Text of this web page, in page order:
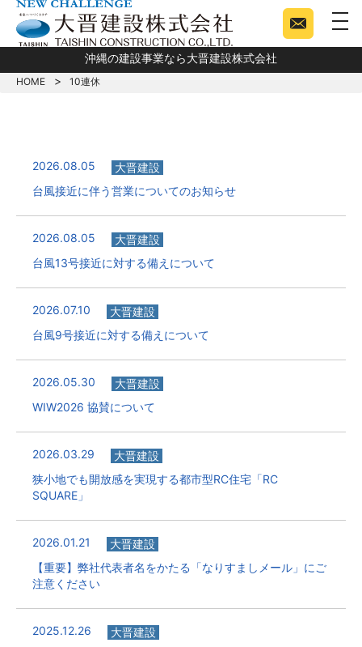
沖縄の建設事業なら大晋建設株式会社
HOME 10連休
2026.08.05
大晋建設
台風接近に伴う営業についてのお知らせ
2026.08.05
大晋建設
台風13号接近に対する備えについて
2026.07.10
大晋建設
台風9号接近に対する備えについて
2026.05.30
大晋建設
WIW2026 協賛について
2026.03.29
大晋建設
狭小地でも開放感を実現する都市型RC住宅「RC
SQUARE」
2026.01.21
大晋建設
【重要】弊社代表者名をかたる「なりすましメール」にご
注意ください
2025.12.26
大晋建設